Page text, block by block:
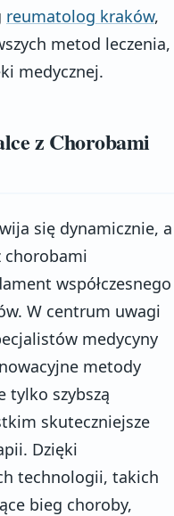
reumatolog kraków,
metod leczenia,
medycznej.
z Chorobami
się dynamicznie, a
chorobami
współczesnego
W centrum uwagi
medycyny
metody
tylko szybszą
skuteczniejsze
Dzięki
technologii, takich
bieg choroby,